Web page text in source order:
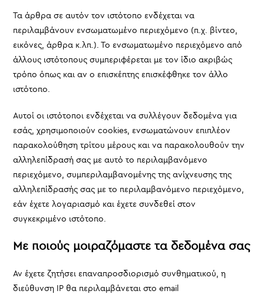
Τα άρθρα σε αυτόν τον ιστότοπο ενδέχεται να
περιλαμβάνουν ενσωματωμένο περιεχόμενο (π.χ. βίντεο,
εικόνες, άρθρα κ.λπ.). Το ενσωματωμένο περιεχόμενο από
άλλους ιστότοπους συμπεριφέρεται με τον ίδιο ακριβώς
τρόπο όπως και αν ο επισκέπτης επισκέφθηκε τον άλλο
ιστότοπο.
Αυτοί οι ιστότοποι ενδέχεται να συλλέγουν δεδομένα για
εσάς, χρησιμοποιούν cookies, ενσωματώνουν επιπλέον
παρακολούθηση τρίτου μέρους και να παρακολουθούν την
αλληλεπίδρασή σας με αυτό το περιλαμβανόμενο
περιεχόμενο, συμπεριλαμβανομένης της ανίχνευσης της
αλληλεπίδρασής σας με το περιλαμβανόμενο περιεχόμενο,
εάν έχετε λογαριασμό και έχετε συνδεθεί στον
συγκεκριμένο ιστότοπο.
Με ποιούς μοιραζόμαστε τα δεδομένα σας
Αν έχετε ζητήσει επαναπροσδιορισμό συνθηματικού, η
διεύθυνση IP θα περιλαμβάνεται στο email